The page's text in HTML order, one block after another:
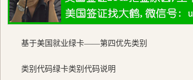
基于美国就业绿卡——第四优先类别
类别代码绿卡类别代码说明